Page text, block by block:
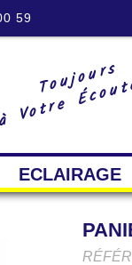
59
Toujours
à Votre
ECLAIRAGE